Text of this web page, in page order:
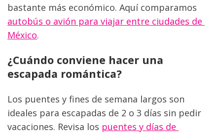
autobús o avión para viajar entre ciudades de
México.
¿Cuándo conviene hacer una
escapada romántica?
Los puentes y fines de semana largos son
ideales para escapadas de 2 o 3 días sin pedir
vacaciones. Revisa los puentes y días de